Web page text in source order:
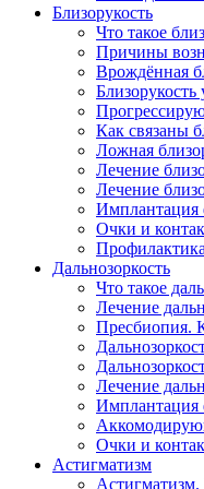
Близорукость
Что такое
Причины
Врождённая
Близорукость
Как связаны
Ложная
Лечение
Лечение
Имплантация
Очки и
Дальнозоркость
Что такое
Лечение
Пресбиопия.
Лечение
Имплантация
Очки и
Астигматизм
Астигматизм.